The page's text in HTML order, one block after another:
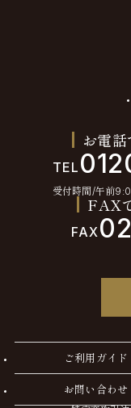
お電
TEL
受付時間/午前
FAX
FAX
ご利用ガイド
お問い合わせ